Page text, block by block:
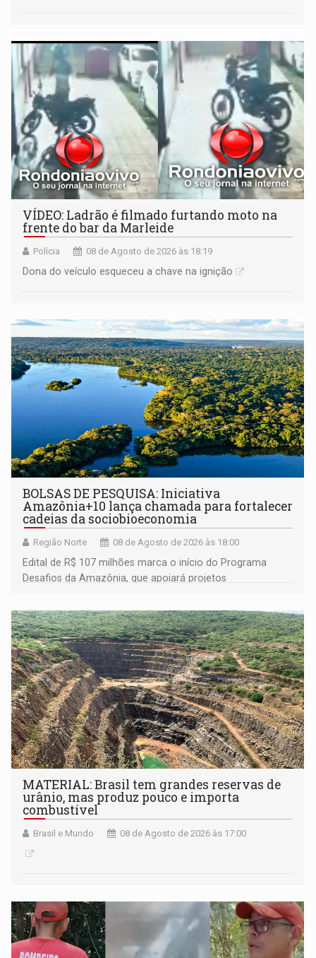
VÍDEO: Ladrão é filmado furtando moto na
frente do bar da Marleide
Polícia 08 de Agosto de 2026 às 18:19
Dona do veículo esqueceu a chave na ignição
BOLSAS DE PESQUISA: Iniciativa
Amazônia+10 lança chamada para fortalecer
cadeias da sociobioeconomia
Região Norte 08 de Agosto de 2026 às 18:00
Edital de R$ 107 milhões marca o início do Programa
Desafios da Amazônia, que apoiará projetos
submissão de pré-propostas poderá ser feita até 1º de
setembro
MATERIAL: Brasil tem grandes reservas de
urânio, mas produz pouco e importa
combustível
Brasil e Mundo 08 de Agosto de 2026 às 17:00